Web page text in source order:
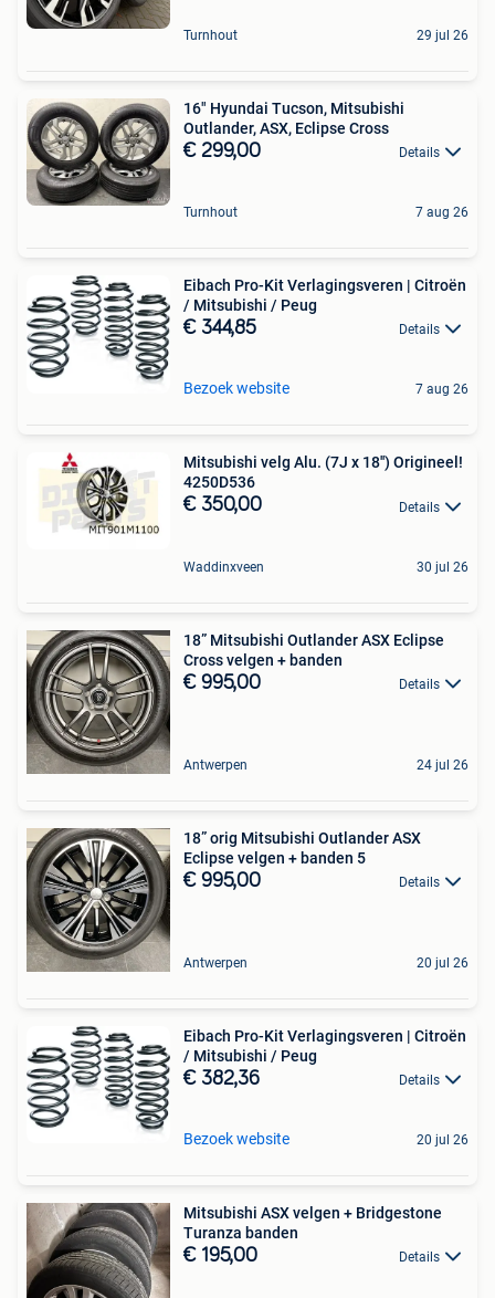
Turnhout 29 jul 26
16" Hyundai Tucson, Mitsubishi
Outlander, ASX, Eclipse Cross
€ 299,00 Details
Turnhout 7 aug 26
Eibach Pro-Kit Verlagingsveren | Citroën
/ Mitsubishi / Peug
€ 344,85 Details
Bezoek website 7 aug 26
Mitsubishi velg Alu. (7J x 18'') Origineel!
4250D536
€ 350,00 Details
Waddinxveen 30 jul 26
18” Mitsubishi Outlander ASX Eclipse
Cross velgen + banden
€ 995,00 Details
Antwerpen 24 jul 26
18” orig Mitsubishi Outlander ASX
Eclipse velgen + banden 5
€ 995,00 Details
Antwerpen 20 jul 26
Eibach Pro-Kit Verlagingsveren | Citroën
/ Mitsubishi / Peug
€ 382,36 Details
Bezoek website 20 jul 26
Mitsubishi ASX velgen + Bridgestone
Turanza banden
€ 195,00 Details